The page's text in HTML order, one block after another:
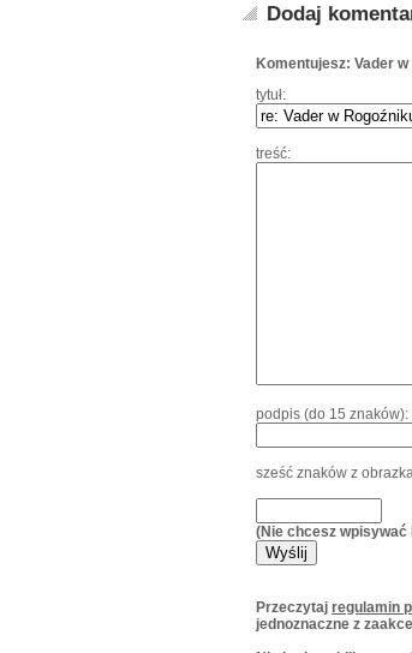
Dodaj
Komentujesz: Vader
tytuł:
treść:
podpis (do 15 znaków):
sześć znaków z
(Nie chcesz wpisywać
Przeczytaj regulamin
jednoznaczne z